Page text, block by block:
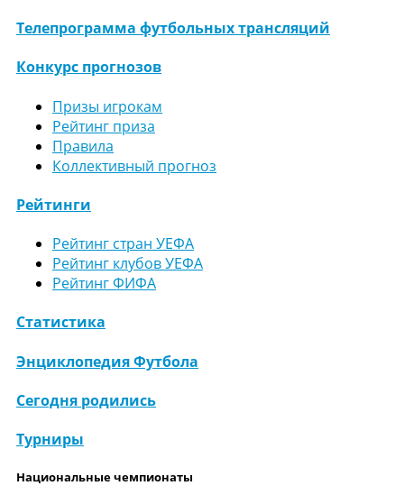
Телепрограмма футбольных трансляций
Конкурс прогнозов
Призы игрокам
Рейтинг приза
Правила
Коллективный прогноз
Рейтинги
Рейтинг стран УЕФА
Рейтинг клубов УЕФА
Рейтинг ФИФА
Статистика
Энциклопедия Футбола
Сегодня родились
Турниры
Национальные чемпионаты